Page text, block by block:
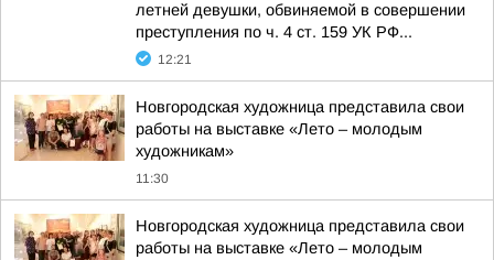
летней девушки, обвиняемой в совершении
преступления по ч. 4 ст. 159 УК РФ...
12:21
Новгородская художница представила свои
работы на выставке «Лето – молодым
художникам»
11:30
Новгородская художница представила свои
работы на выставке «Лето – молодым